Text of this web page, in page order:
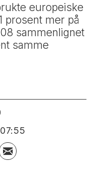
europeiske
prosent mer på
sammenlignet
samme